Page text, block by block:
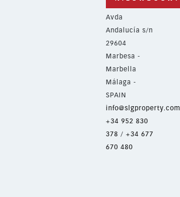
Avda
Andalucía s/n
29604
Marbesa -
Marbella
Málaga -
SPAIN
info@slgproperty.com
+34 952 830
378 / +34 677
670 480